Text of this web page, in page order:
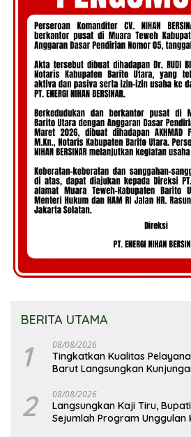
BERITA UTAMA
1 08/08/2026
Tingkatkan Kualitas
Barut Langsungkan
2 08/08/2026
Langsungkan Kaji Tiru,
Sejumlah Program Unggulan